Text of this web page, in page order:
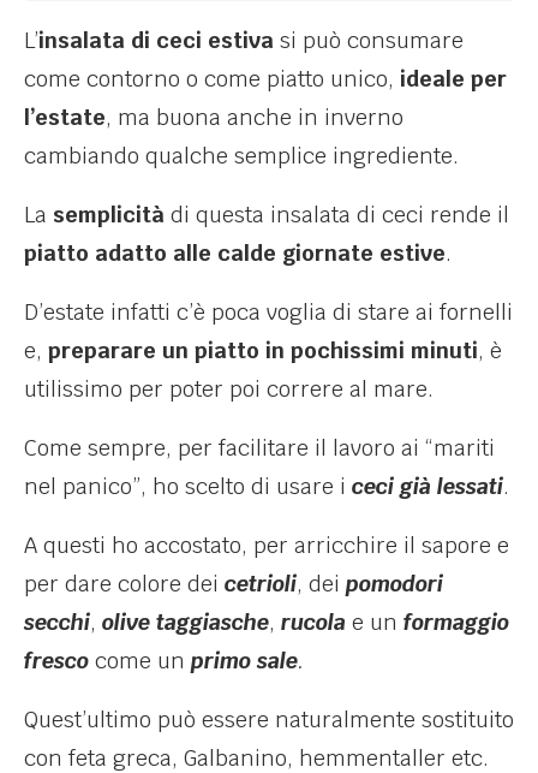
L’insalata di ceci estiva si può consumare
come contorno o come piatto unico, ideale per
l’estate, ma buona anche in inverno
cambiando qualche semplice ingrediente.
La semplicità di questa insalata di ceci rende il
piatto adatto alle calde giornate estive.
D’estate infatti c’è poca voglia di stare ai fornelli
e, preparare un piatto in pochissimi minuti, è
utilissimo per poter poi correre al mare.
Come sempre, per facilitare il lavoro ai “mariti
nel panico”, ho scelto di usare i ceci già lessati.
A questi ho accostato, per arricchire il sapore e
per dare colore dei cetrioli, dei pomodori
secchi, olive taggiasche, rucola e un formaggio
fresco come un primo sale.
Quest’ultimo può essere naturalmente sostituito
con feta greca, Galbanino, hemmentaller etc.